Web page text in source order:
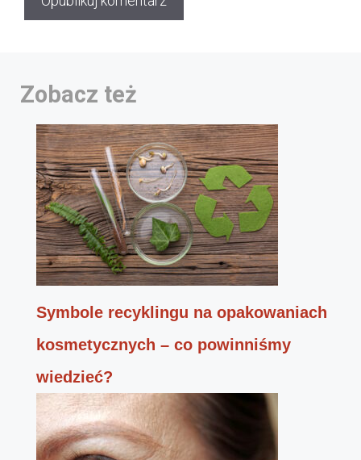
Zobacz też
Symbole recyklingu na opakowaniach
kosmetycznych – co powinniśmy
wiedzieć?